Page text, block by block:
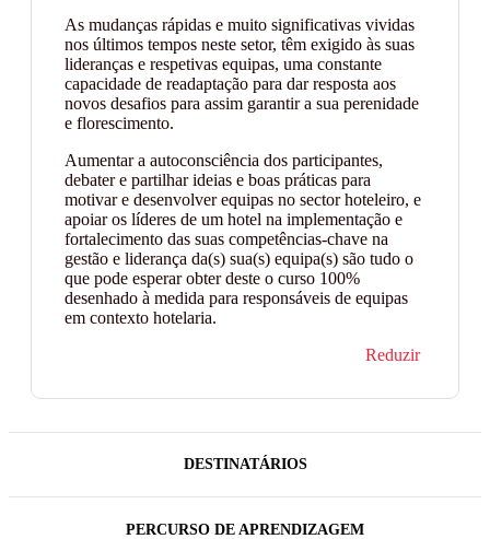
As mudanças rápidas e muito significativas vividas
nos últimos tempos neste setor, têm exigido às suas
lideranças e respetivas equipas, uma constante
capacidade de readaptação para dar resposta aos
novos desafios para assim garantir a sua perenidade
e florescimento.
Aumentar a autoconsciência dos participantes,
debater e partilhar ideias e boas práticas para
motivar e desenvolver equipas no sector hoteleiro, e
apoiar os líderes de um hotel na implementação e
fortalecimento das suas competências-chave na
gestão e liderança da(s) sua(s) equipa(s) são tudo o
que pode esperar obter deste o curso 100%
desenhado à medida para responsáveis de equipas
em contexto hotelaria.
Reduzir
DESTINATÁRIOS
PERCURSO DE APRENDIZAGEM